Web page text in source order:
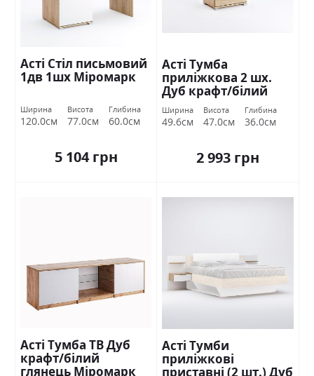
Асті Стіл письмовий
1дв 1шх Міромарк
Ширина
120.0см
Висота
77.0см
Глибина
60.0см
5 104 грн
Асті Тумба
приліжкова 2 шх.
Дуб крафт/білий
глянець Міромарк
Ширина
49.6см
Висота
47.0см
Глибина
36.0см
2 993 грн
Асті Тумба ТВ Дуб
крафт/білий
глянець Міромарк
Асті Тумби
приліжкові
приставні (2 шт.) Дуб